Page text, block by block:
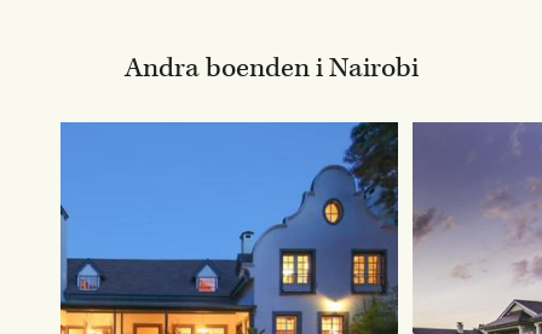
Andra boenden i Nairobi